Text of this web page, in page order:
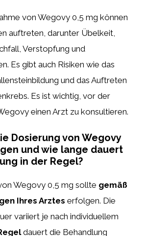
von Wegovy 0,5 mg können
auftreten, darunter Übelkeit,
Verstopfung und
Es gibt auch Risiken wie das
und das Auftreten
Es ist wichtig, vor der
einen Arzt zu konsultieren.
Dosierung von Wegovy
und wie lange dauert
in der Regel?
Wegovy 0,5 mg sollte gemäß
Ihres Arztes erfolgen. Die
variiert je nach individuellem
dauert die Behandlung